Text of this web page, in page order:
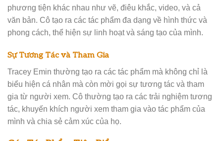
phương tiện khác nhau như vẽ, điêu khắc, video, và cả
văn bản. Cô tạo ra các tác phẩm đa dạng về hình thức và
phong cách, thể hiện sự linh hoạt và sáng tạo của mình.
Sự Tương Tác và Tham Gia
Tracey Emin thường tạo ra các tác phẩm mà không chỉ là
biểu hiện cá nhân mà còn mời gọi sự tương tác và tham
gia từ người xem. Cô thường tạo ra các trải nghiệm tương
tác, khuyến khích người xem tham gia vào tác phẩm của
mình và chia sẻ cảm xúc của họ.